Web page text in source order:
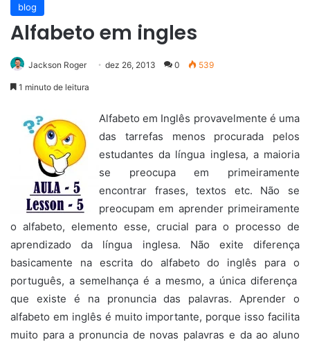
blog
Alfabeto em ingles
Jackson Roger dez 26, 2013 0 539
1 minuto de leitura
Alfabeto em Inglês provavelmente é uma
das tarrefas menos procurada pelos
estudantes da língua inglesa, a maioria
se preocupa em primeiramente
encontrar frases, textos etc. Não se
preocupam em aprender primeiramente
o alfabeto, elemento esse, crucial para o processo de
aprendizado da língua inglesa. Não exite diferença
basicamente na escrita do alfabeto do inglês para o
português, a semelhança é a mesmo, a única diferença
que existe é na pronuncia das palavras. Aprender o
alfabeto em inglês é muito importante, porque isso facilita
muito para a pronuncia de novas palavras e da ao aluno